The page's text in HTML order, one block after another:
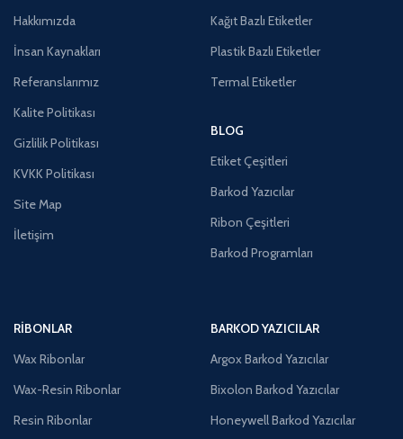
Hakkımızda
İnsan Kaynakları
Referanslarımız
Kalite Politikası
Gizlilik Politikası
KVKK Politikası
Site Map
İletişim
Kağıt Bazlı Etiketler
Plastik Bazlı Etiketler
Termal Etiketler
BLOG
Etiket Çeşitleri
Barkod Yazıcılar
Ribon Çeşitleri
Barkod Programları
RIBONLAR
Wax Ribonlar
Wax-Resin Ribonlar
Resin Ribonlar
BARKOD YAZICILAR
Argox Barkod Yazıcılar
Bixolon Barkod Yazıcılar
Honeywell Barkod Yazıcılar